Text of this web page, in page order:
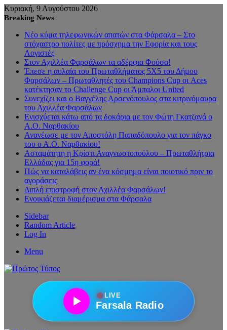
Κυριακή, 9 Αυγούστου 2026
Breaking News
Νέο κύμα τηλεφωνικών απατών στα Φάρσαλα – Στο
στόχαστρο πολίτες με πρόσχημα την Εφορία και τους
Λογιστές
Στον Αχιλλέα Φαρσάλων τα αδέρφια Φούσα!
Έπεσε η αυλαία του Πρωταθλήματος 5Χ5 του Δήμου
Φαρσάλων – Πρωταθλητές του Champions Cup οι Aces
κατέκτησαν το Challenge Cup οι Άμπαλοι United
Συνεχίζει και ο Βαγγέλης Αρσενόπουλος στα κιτρινόμαυρα
του Αχιλλέα Φαρσάλων
Ενισχύεται κάτω από τα δοκάρια με τον Φώτη Γκατζανά ο
Α.Ο. Ναρθακίου
Ανανέωσε με τον Αποστόλη Παπαδόπουλο για τον πάγκο
του ο Α.Ο. Ναρθακίου!
Ασταμάτητη η Κρίστι Αναγνωστοπούλου – Πρωταθλήτρια
Ελλάδας για 15η φορά!
Πώς να καταλάβεις αν ένα κόσμημα είναι ποιοτικό πριν το
αγοράσεις
Διπλή επιστροφή στον Αχιλλέα Φαρσάλων!
Ενοικιάζεται διαμέρισμα στα Φάρσαλα
Sidebar
Random Article
Log In
Menu
●LIVE
Farsala Radio